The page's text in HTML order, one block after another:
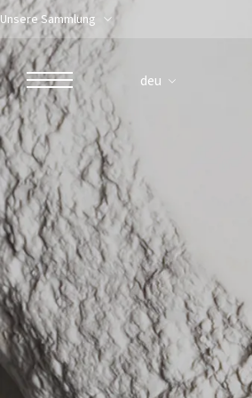
Unsere Sammlung
ROBERTO NALDI COLLECTION
ROM
Parco dei Principi Grand Hotel & Spa
Hotel Splendide Royal Roma
Hotel Mancino 12
Prince Spa
Ristorante Mirabelle
Adèle Mixology Lounge
LUGANO
Hotel Splendide Royal Lugano
Splendide Lifestyle Spa
Ristorante I Due Sud
Ristorante La Veranda
deu